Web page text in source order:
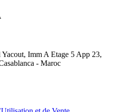
Imm A Etage 5 App 23,
- Maroc